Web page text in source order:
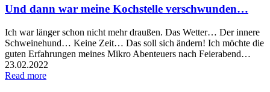
Und dann war meine Kochstelle verschwunden…
Ich war länger schon nicht mehr draußen. Das Wetter… Der innere
Schweinehund… Keine Zeit… Das soll sich ändern! Ich möchte die
guten Erfahrungen meines Mikro Abenteuers nach Feierabend…
23.02.2022
Read more